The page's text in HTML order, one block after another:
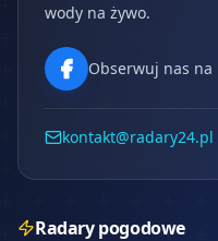
wody na żywo.
Obserwuj nas na
kontakt@radary24.pl
Radary pogodowe